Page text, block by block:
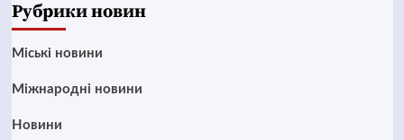
Рубрики новин
Mіські новини
Міжнародні новини
Новини